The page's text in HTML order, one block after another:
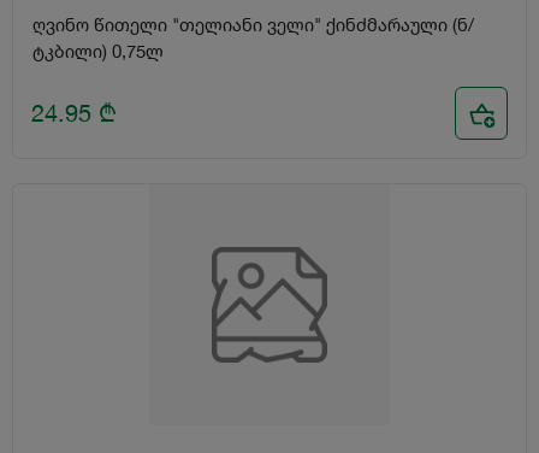
ღვინო წითელი "თელიანი ველი" ქინძმარაული (ნ/
ტკბილი) 0,75ლ
24.95 ₾